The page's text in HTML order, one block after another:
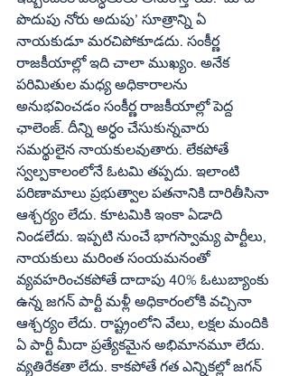
పొదుపు నోరు అదుపు’ సూత్రాన్ని ఏ
నాయకుడూ మరచిపోకూడదు. సంకీర్ణ
రాజకీయాల్లో ఇది చాలా ముఖ్యం. అనేక
పరిమితుల మధ్య అధికారాలను
అనుభవించడం సంకీర్ణ రాజకీయాల్లో పెద్ద
ఛాలెంజ్‌. దీన్ని అర్ధం చేసుకున్నవారు
సమర్థులైన నాయకులవుతారు. లేకపోతే
స్వల్పకాలంలోనే ఓటమి తప్పదు. ఇలాంటి
పరిణామాలు ప్రభుత్వాల పతనానికి దారితీసినా
ఆశ్చర్యం లేదు. కూటమికి ఇంకా ఏడాది
నిండలేదు. ఇప్పటి నుంచే భాగస్వామ్య పార్టీలు,
నాయకులు మరింత సంయమనంతో
వ్యవహరించకపోతే దాదాపు 40% ఓటుబ్యాంకు
ఉన్న జగన్‌ పార్టీ మళ్లీ అధికారంలోకి వచ్చినా
ఆశ్చర్యం లేదు. రాష్ట్రంలోని వేలు, లక్షల మందికి
ఏ పార్టీ మీదా ప్రత్యేకమైన అభిమానమూ లేదు.
వ్యతిరేకతా లేదు. కాకపోతే గత ఎన్నికల్లో జగన్‌